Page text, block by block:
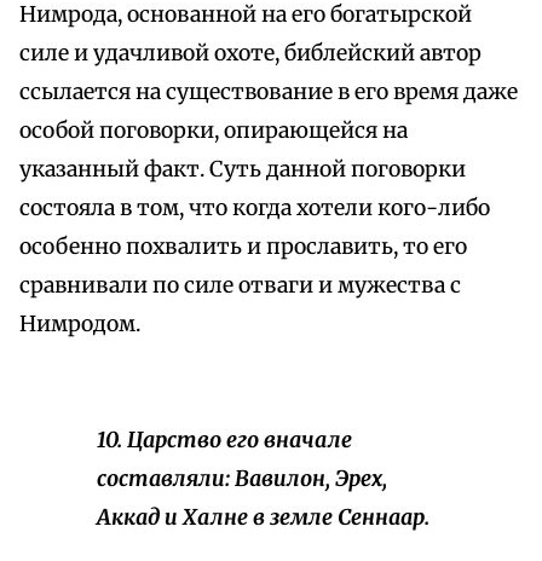
Нимрода, основанной на его богатырской
силе и удачливой охоте, библейский автор
ссылается на существование в его время даже
особой поговорки, опирающейся на
указанный факт. Суть данной поговорки
состояла в том, что когда хотели кого-либо
особенно похвалить и прославить, то его
сравнивали по силе отваги и мужества с
Нимродом.
10. Царство его вначале
составляли:Вавилон, Эрех,
Аккад и Халне в земле Сеннаар.